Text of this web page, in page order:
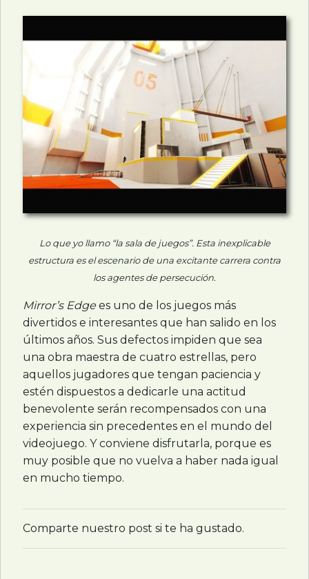
Lo que yo llamo “la sala de juegos”. Esta inexplicable
estructura es el escenario de una excitante carrera contra
los agentes de persecución.
Mirror’s Edge es uno de los juegos más
divertidos e interesantes que han salido en los
últimos años. Sus defectos impiden que sea
una obra maestra de cuatro estrellas, pero
aquellos jugadores que tengan paciencia y
estén dispuestos a dedicarle una actitud
benevolente serán recompensados con una
experiencia sin precedentes en el mundo del
videojuego. Y conviene disfrutarla, porque es
muy posible que no vuelva a haber nada igual
en mucho tiempo.
Comparte nuestro post si te ha gustado.